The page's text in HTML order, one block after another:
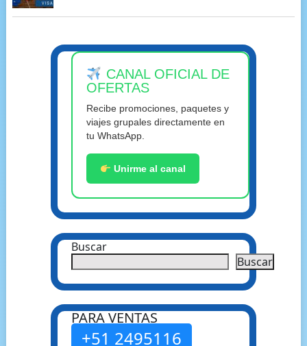
CANAL OFICIAL DE
OFERTAS
Recibe promociones, paquetes y
viajes grupales directamente en
tu WhatsApp.
Unirme al canal
Buscar
Buscar
PARA VENTAS
+51 2495116